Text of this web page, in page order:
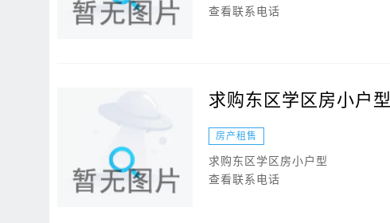
查看联系电话
求购东区学区房小户型
房产租售
求购东区学区房小户型
查看联系电话